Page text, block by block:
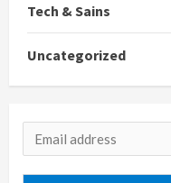
Tech & Sains
Uncategorized